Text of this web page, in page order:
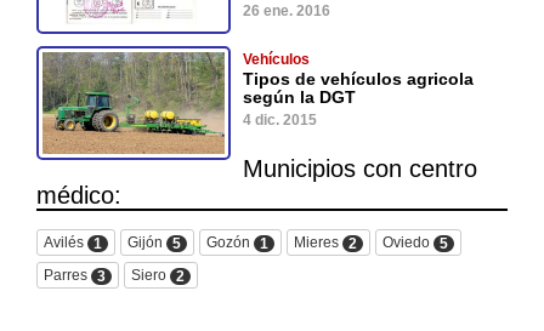
26 ene. 2016
Vehículos
Tipos de vehículos agricola
según la DGT
4 dic. 2015
Municipios con centro
médico:
Avilés 1 Gijón 5 Gozón 1 Mieres 2 Oviedo 5
Parres 3 Siero 2